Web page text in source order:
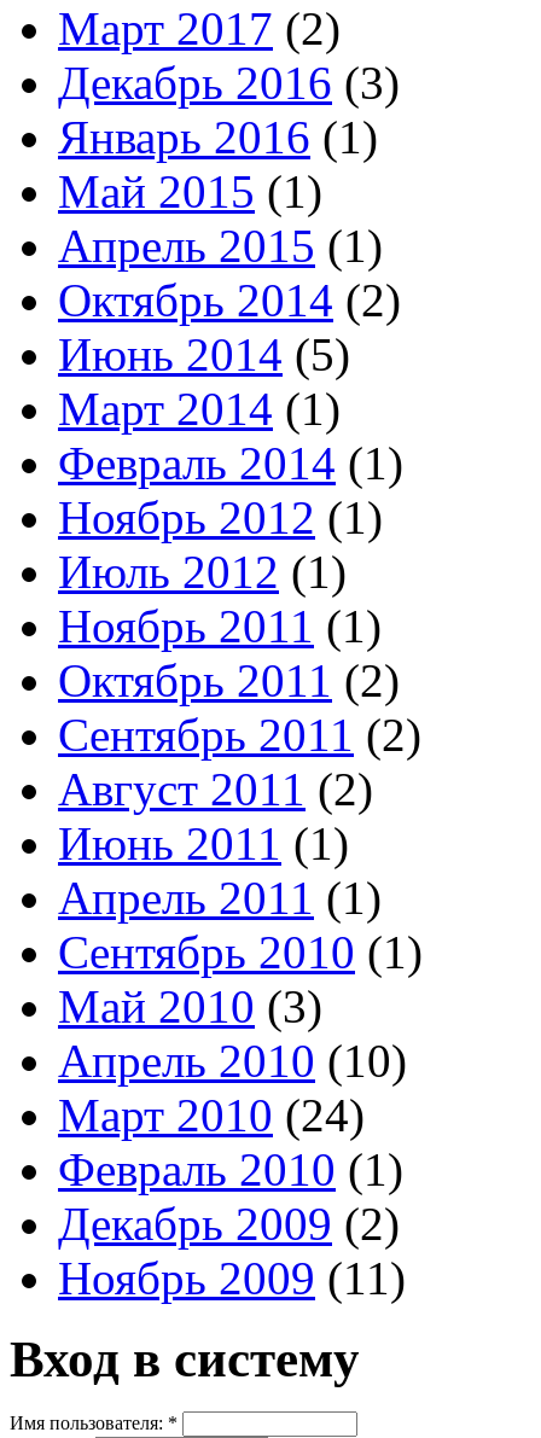
Март 2017 (2)
Декабрь 2016 (3)
Январь 2016 (1)
Май 2015 (1)
Апрель 2015 (1)
Октябрь 2014 (2)
Июнь 2014 (5)
Март 2014 (1)
Февраль 2014 (1)
Ноябрь 2012 (1)
Июль 2012 (1)
Ноябрь 2011 (1)
Октябрь 2011 (2)
Сентябрь 2011 (2)
Август 2011 (2)
Июнь 2011 (1)
Апрель 2011 (1)
Сентябрь 2010 (1)
Май 2010 (3)
Апрель 2010 (10)
Март 2010 (24)
Февраль 2010 (1)
Декабрь 2009 (2)
Ноябрь 2009 (11)
Вход в систему
Имя пользователя: *